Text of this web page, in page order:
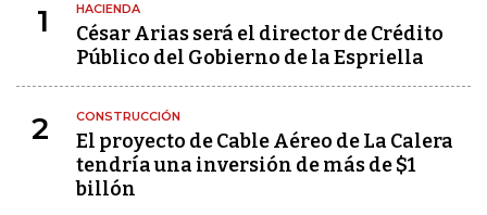
1 HACIENDA
César Arias será el director de Crédito
Público del Gobierno de la Espriella
2 CONSTRUCCIÓN
El proyecto de Cable Aéreo de La Calera
tendría una inversión de más de $1
billón